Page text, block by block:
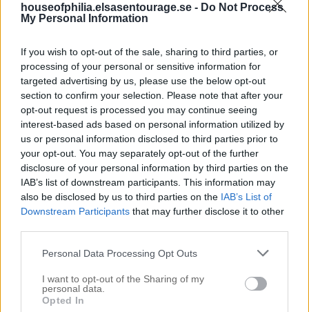
houseofphilia.elsasentourage.se - Do Not Process
My Personal Information
If you wish to opt-out of the sale, sharing to third parties, or
processing of your personal or sensitive information for
targeted advertising by us, please use the below opt-out
section to confirm your selection. Please note that after your
opt-out request is processed you may continue seeing
interest-based ads based on personal information utilized by
us or personal information disclosed to third parties prior to
your opt-out. You may separately opt-out of the further
disclosure of your personal information by third parties on the
IAB’s list of downstream participants. This information may
also be disclosed by us to third parties on the IAB’s List of
Downstream Participants that may further disclose it to other
Personal Data Processing Opt Outs
I want to opt-out of the Sharing of my
personal data.
Opted In
http://lotte4.blogspot.se
Svara
Anne O
juni 28, 2015 kl. 13:52
Så fint det blev!! Lampan gifte sig verkligen i
vardagsrummet, perfekt! Att ändra om med detaljer
kan göra mycket
Svara
Mian på Finaste mattan
juni 28, 2015 kl. 15:26
Balans… : )
Svara